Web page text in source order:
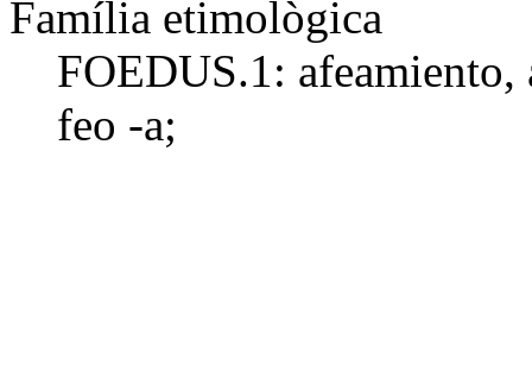
Família etimològica
FOEDUS.1: afeamiento,
feo -a;